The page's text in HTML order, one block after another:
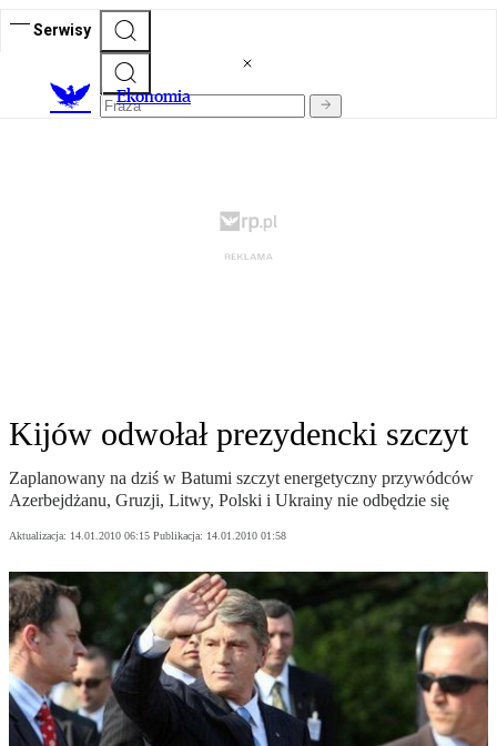
Serwisy
Ekonomia
Kijów odwołał prezydencki szczyt
Zaplanowany na dziś w Batumi szczyt energetyczny przywódców
Azerbejdżanu, Gruzji, Litwy, Polski i Ukrainy nie odbędzie się
Aktualizacja: 14.01.2010 06:15 Publikacja: 14.01.2010 01:58